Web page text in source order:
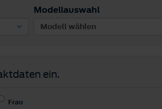
Modellauswahl
ein.
Frau